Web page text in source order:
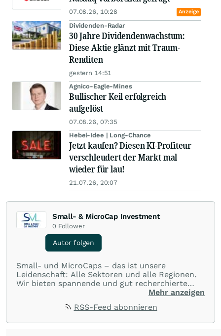
07.08.26, 10:28 Anzeige
Dividenden-Radar
30 Jahre Dividendenwachstum:
Diese Aktie glänzt mit Traum-
Renditen
gestern 14:51
Agnico-Eagle-Mines
Bullischer Keil erfolgreich
aufgelöst
07.08.26, 07:35
Hebel-Idee | Long-Chance
Jetzt kaufen? Diesen KI-Profiteur
verschleudert der Markt mal
wieder für lau!
21.07.26, 20:07
Small- & MicroCap Investment
0 Follower
Autor folgen
Small- und MicroCaps – das ist unsere
Leidenschaft: Alle Sektoren und alle Regionen.
Wir bieten spannende und gut recherchierte
Einblicke in branchen- und marktbezogene
umfangreiche Erfahrungen in der Branche und
Mehr anzeigen
RSS-Feed abonnieren